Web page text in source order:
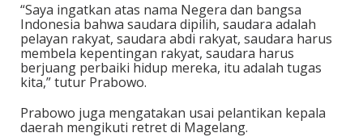
“Saya ingatkan atas nama Negera dan bangsa
Indonesia bahwa saudara dipilih, saudara adalah
pelayan rakyat, saudara abdi rakyat, saudara harus
membela kepentingan rakyat, saudara harus
berjuang perbaiki hidup mereka, itu adalah tugas
kita,” tutur Prabowo.
Prabowo juga mengatakan usai pelantikan kepala
daerah mengikuti retret di Magelang.